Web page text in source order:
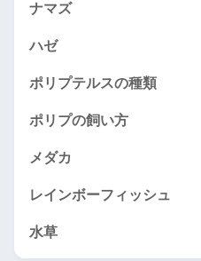
ナマズ
ハゼ
ポリプテルスの種類
ポリプの飼い方
メダカ
レインボーフィッシュ
水草